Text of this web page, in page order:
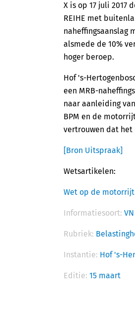
X is op 17 juli 2017
REIHE met
naheffingsaanslag
alsmede de 10%
hoger beroep.
Hof 's-
een MRB-
naar aanleiding
BPM en de
vertrouwen dat het
[Bron Uitspraak]
Wetsartikelen:
Wet op de
Informatiesoort:
Rubriek:
Instantie: Hof 's-
Editie: 15 maart